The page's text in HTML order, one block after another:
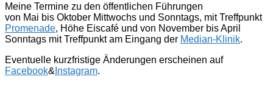
Meine Termine zu den öffentlichen Führungen
von Mai bis Oktober Mittwochs und Sonntags, mit Treffpunkt
Promenade, Höhe Eiscafé und von November bis April
Sonntags mit Treffpunkt am Eingang der Median-Klinik.
Eventuelle kurzfristige Änderungen erscheinen auf
Facebook& Instagram.